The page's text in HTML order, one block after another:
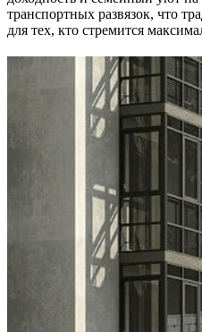
транспортных развязок, что
для тех, кто стремится